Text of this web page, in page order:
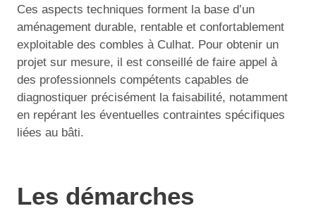
Ces aspects techniques forment la base d’un
aménagement durable, rentable et confortablement
exploitable des combles à Culhat. Pour obtenir un
projet sur mesure, il est conseillé de faire appel à
des professionnels compétents capables de
diagnostiquer précisément la faisabilité, notamment
en repérant les éventuelles contraintes spécifiques
liées au bâti.
Les démarches